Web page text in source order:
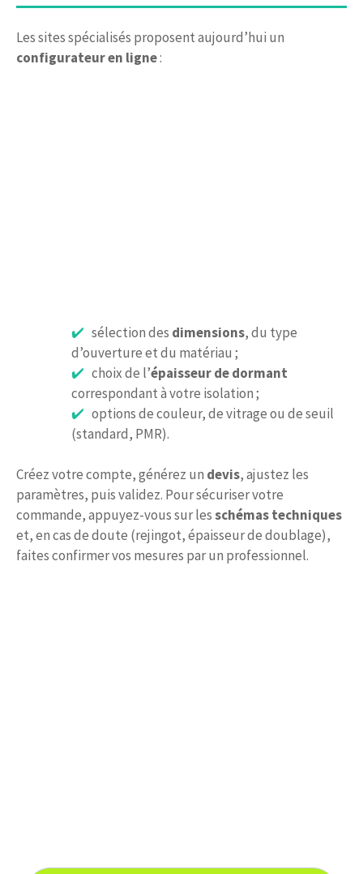
Les sites spécialisés proposent aujourd’hui un
configurateur en ligne:
sélection des dimensions, du type
d’ouverture et du matériau ;
choix de l’épaisseur de dormant
correspondant à votre isolation ;
options de couleur, de vitrage ou de seuil
(standard, PMR).
Créez votre compte, générez un devis, ajustez les
paramètres, puis validez. Pour sécuriser votre
commande, appuyez-vous sur lesschémas techniques
et, en cas de doute (rejingot, épaisseur de doublage),
faites confirmer vos mesures par un professionnel.